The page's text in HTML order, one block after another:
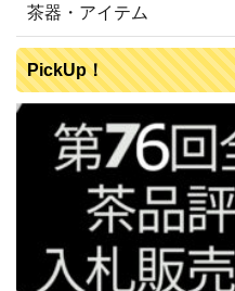
茶器・アイテム
PickUp！